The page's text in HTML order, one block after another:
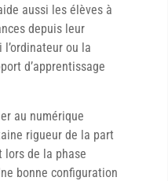
aussi les élèves à
depuis leur
ou la
d’apprentissage
au numérique
rigueur de la part
lors de la phase
bonne configuration